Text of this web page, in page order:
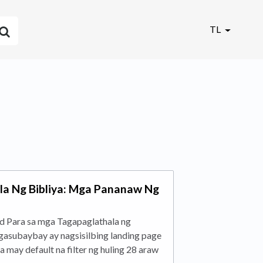
TL
Ng Bibliya: Mga Pananaw Ng
Para sa mga Tagapaglathala ng
ay nagsisilbing landing page
may default na filter ng huling 28 araw